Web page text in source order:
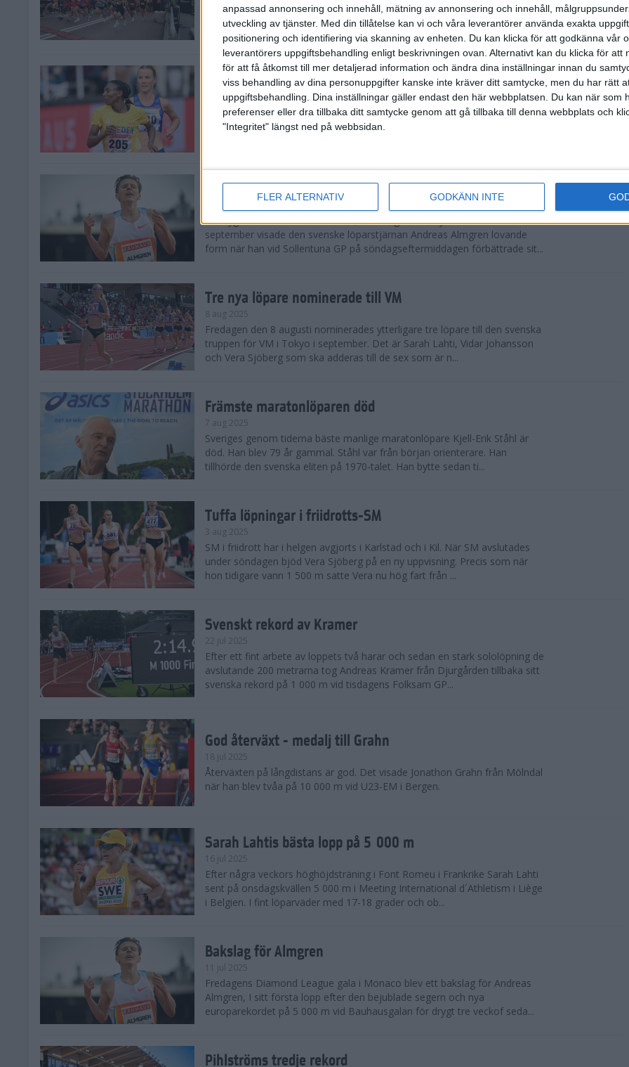
anpassad annonsering och innehåll, mätning av annonsering och innehåll,
utveckling av tjänster. Med din tillåtelse kan vi och våra leverantörer använda exakta
positionering och identifiering via skanning av enheten. Du kan klicka för att godkänna vår
leverantörers uppgiftsbehandling enligt beskrivningen ovan. Alternativt kan du klicka för att
för att få åtkomst till mer detaljerad information och ändra dina inställningar innan du
viss behandling av dina personuppgifter kanske inte kräver ditt samtycke, men du har rätt
uppgiftsbehandling. Dina inställningar gäller endast den här webbplatsen. Du kan när som
preferenser eller dra tillbaka ditt samtycke genom att gå tillbaka till denna webbplats och
"Integritet" längst ned på webbsidan.
FLER ALTERNATIV GODKÄNN INTE
Ett slutsålt och rekordstort adidas Stockholm Halvmaraton avgjordes i
nästintill perfekt löparväder. 18 grader, mulet och väldigt lite vind. Totalt
var 19,866 löpare anmälda, varav 15,807 kom till sta...
Löparna viktiga när Sverige vann Finnkampen
26 aug 2025
Den hundrade upplagan av Finnkampen, världens äldsta och största
landskamp i friidrott, avgjordes inför fullsatta läktare på Stockholms
Svenskt rekord när Almgren testade VM-formen
En dryg månad före friidrotts-VM, som avgörs i Tokyo den 13-21
september visade den svenske löparstjärnan Andreas Almgren lovande
form när han vid Sollentuna GP på söndagseftermiddagen förbättrade sit...
Tre nya löpare nominerade till VM
8 aug 2025
Fredagen den 8 augusti nominerades ytterligare tre löpare till den svenska
truppen för VM i Tokyo i september. Det är Sarah Lahti, Vidar Johansson
och Vera Sjöberg som ska adderas till de sex som är n...
Främste maratonlöparen död
7 aug 2025
Sveriges genom tiderna bäste manlige maratonlöpare Kjell-Erik Ståhl är
död. Han blev 79 år gammal. Ståhl var från början orienterare. Han
tillhörde den svenska eliten på 1970-talet. Han bytte sedan ti...
Tuffa löpningar i friidrotts-SM
3 aug 2025
SM i friidrott har i helgen avgjorts i Karlstad och i Kil. När SM avslutades
under söndagen bjöd Vera Sjöberg på en ny uppvisning. Precis som när
hon tidigare vann 1 500 m satte Vera nu hög fart från ...
Svenskt rekord av Kramer
22 jul 2025
Efter ett fint arbete av loppets två harar och sedan en stark sololöpning de
avslutande 200 metrarna tog Andreas Kramer från Djurgården tillbaka sitt
svenska rekord på 1 000 m vid tisdagens Folksam GP...
God återväxt - medalj till Grahn
18 jul 2025
Återväxten på långdistans är god. Det visade Jonathon Grahn från Mölndal
när han blev tvåa på 10 000 m vid U23-EM i Bergen.
Sarah Lahtis bästa lopp på 5 000 m
16 jul 2025
Efter några veckors höghöjdsträning i Font Romeu i Frankrike Sarah Lahti
sent på onsdagskvällen 5 000 m i Meeting International d´Athletism i Liège
i Belgien. I fint löparväder med 17-18 grader och ob...
Bakslag för Almgren
11 jul 2025
Fredagens Diamond League gala i Monaco blev ett bakslag för Andreas
Almgren, I sitt första lopp efter den bejublade segern och nya
europarekordet på 5 000 m vid Bauhausgalan för drygt tre veckof seda...
Pihlströms tredje rekord